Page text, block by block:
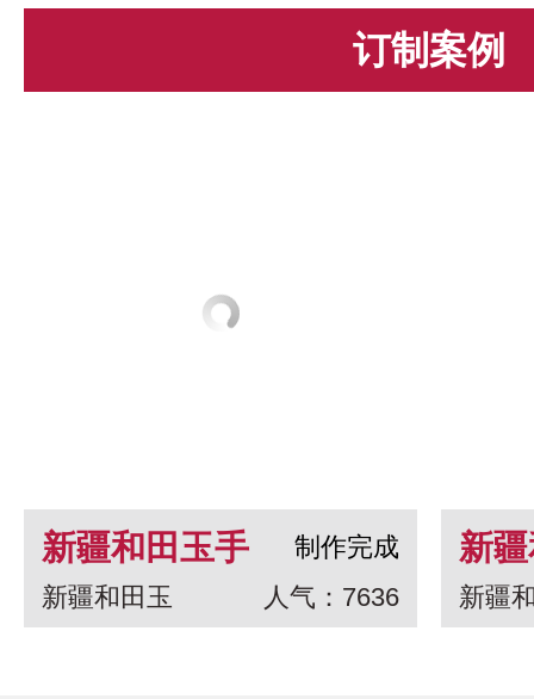
订制案例
新疆和田玉手
串 龙生九子
制作完成
新疆和田玉
人气：7636
新
白
新疆